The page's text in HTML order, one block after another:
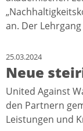
an. Der
25.03.2024
Neue
United Against
den Partnern
Leistungen und